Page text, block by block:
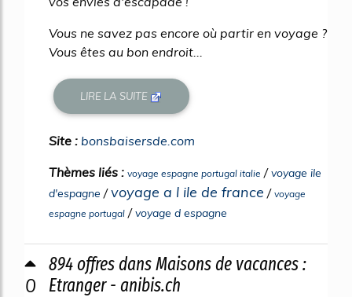
Vous ne savez pas encore où partir en voyage ?
Vous êtes au bon endroit...
LIRE LA SUITE
Site : bonsbaisersde.com
Thèmes liés : voyage espagne portugal italie /voyage ile
d'espagne /voyage a l ile de france / voyage
espagne portugal /voyage d espagne
0
894 offres dans Maisons de vacances :
Etranger - anibis.ch